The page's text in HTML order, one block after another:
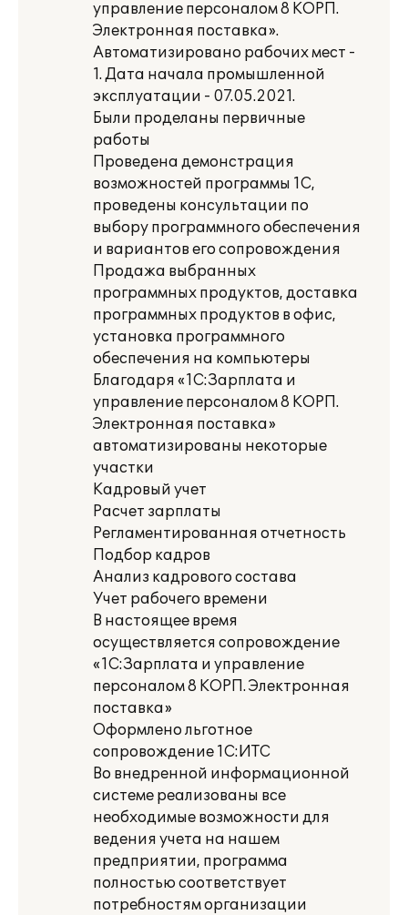
управление персоналом 8 КОРП.
Электронная поставка».
Автоматизировано рабочих мест -
1. Дата начала промышленной
эксплуатации - 07.05.2021.
Были проделаны первичные
работы
Проведена демонстрация
возможностей программы 1С,
проведены консультации по
выбору программного обеспечения
и вариантов его сопровождения
Продажа выбранных
программных продуктов, доставка
программных продуктов в офис,
установка программного
обеспечения на компьютеры
Благодаря «1С:Зарплата и
управление персоналом 8 КОРП.
Электронная поставка»
автоматизированы некоторые
участки
Кадровый учет
Расчет зарплаты
Регламентированная отчетность
Подбор кадров
Анализ кадрового состава
Учет рабочего времени
В настоящее время
осуществляется сопровождение
«1С:Зарплата и управление
персоналом 8 КОРП. Электронная
поставка»
Оформлено льготное
сопровождение 1С:ИТС
Во внедренной информационной
системе реализованы все
необходимые возможности для
ведения учета на нашем
предприятии, программа
полностью соответствует
потребностям организации